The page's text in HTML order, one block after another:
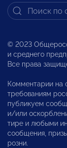
© 2023
и среднего
Все права
Комментарии на
требованиям
публикуем
и/или
тире и любыми
сообщения,
розни.